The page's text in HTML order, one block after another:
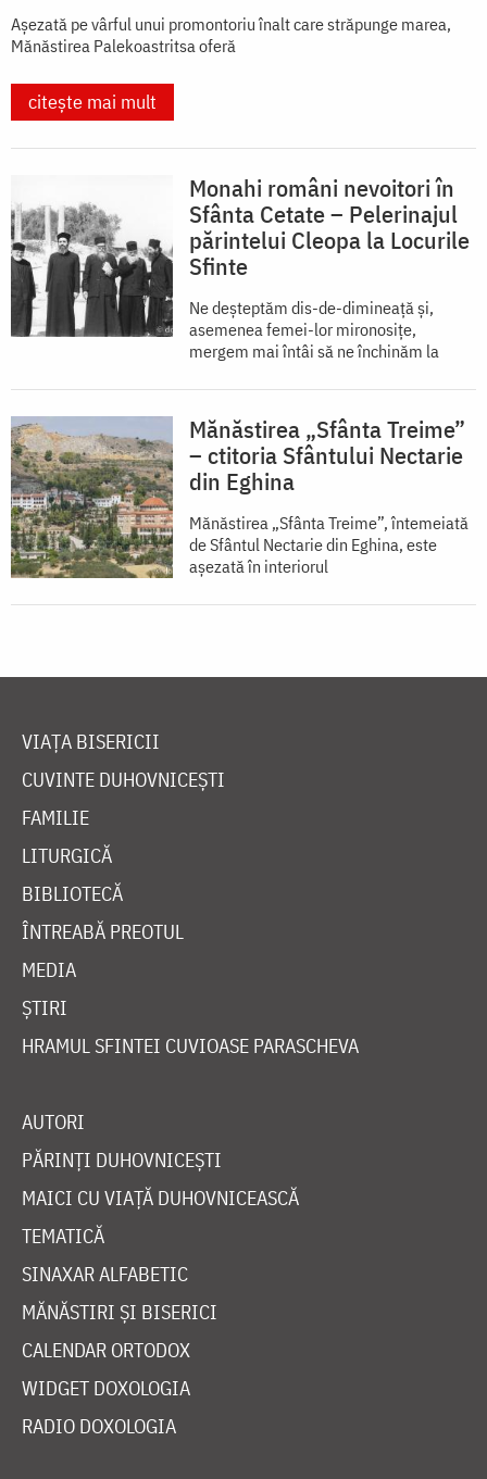
Așezată pe vârful unui promontoriu înalt care străpunge marea,
Mănăstirea Palekoastritsa oferă
citește mai mult
Monahi români nevoitori în
Sfânta Cetate – Pelerinajul
părintelui Cleopa la Locurile
Sfinte
Ne deșteptăm dis-de-dimineață și,
asemenea femei-lor mironosițe,
mergem mai întâi să ne închinăm la
Mănăstirea „Sfânta Treime”
– ctitoria Sfântului Nectarie
din Eghina
Mănăstirea „Sfânta Treime”, întemeiată
de Sfântul Nectarie din Eghina, este
aşezată în interiorul
VIAȚA BISERICII
CUVINTE DUHOVNICEȘTI
FAMILIE
LITURGICĂ
BIBLIOTECĂ
ÎNTREABĂ PREOTUL
MEDIA
ȘTIRI
HRAMUL SFINTEI CUVIOASE PARASCHEVA
AUTORI
PĂRINȚI DUHOVNICEȘTI
MAICI CU VIAȚĂ DUHOVNICEASCĂ
TEMATICĂ
SINAXAR ALFABETIC
MĂNĂSTIRI ȘI BISERICI
CALENDAR ORTODOX
WIDGET DOXOLOGIA
RADIO DOXOLOGIA